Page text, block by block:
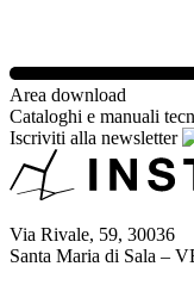
Area download
Cataloghi e manuali
Iscriviti alla newsletter
Via Rivale, 59, 30036
Santa Maria di Sala –